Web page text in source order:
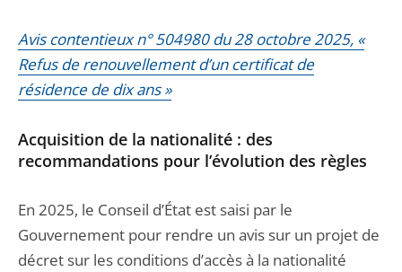
Avis contentieux n° 504980 du 28 octobre 2025, «
Refus de renouvellement d’un certificat de
résidence de dix ans »
Acquisition de la nationalité : des
recommandations pour l’évolution des règles
En 2025, le Conseil d’État est saisi par le
Gouvernement pour rendre un avis sur un projet de
décret sur les conditions d’accès à la nationalité